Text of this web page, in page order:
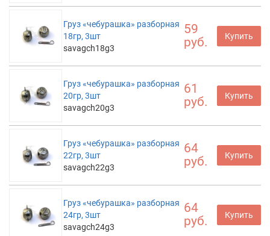
Груз «чебурашка» разборная
18гр, 3шт
savagch18g3
59
руб.
Купить
Груз «чебурашка» разборная
20гр, 3шт
savagch20g3
61
руб.
Купить
Груз «чебурашка» разборная
22гр, 3шт
savagch22g3
64
руб.
Купить
Груз «чебурашка» разборная
24гр, 3шт
savagch24g3
64
руб.
Купить